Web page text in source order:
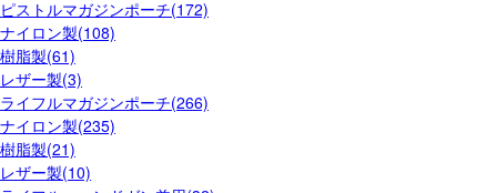
ピストルマガジンポーチ(172)
ナイロン製(108)
樹脂製(61)
レザー製(3)
ライフルマガジンポーチ(266)
ナイロン製(235)
樹脂製(21)
レザー製(10)